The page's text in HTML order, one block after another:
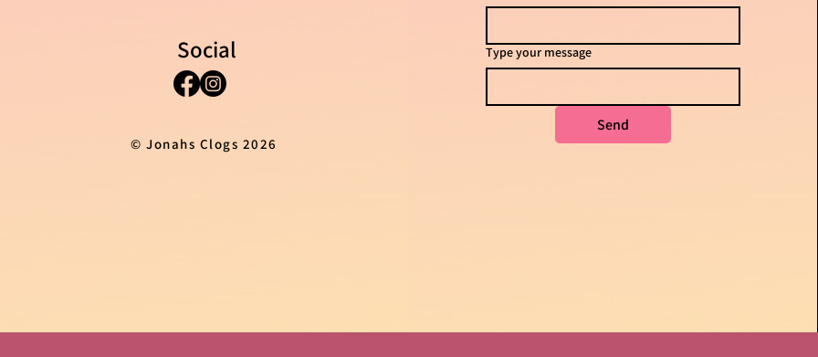
Social
© Jonahs Clogs 2026
Type your message
Send